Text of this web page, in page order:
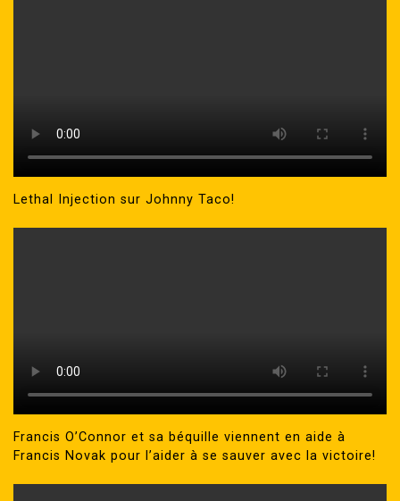
Lethal Injection sur Johnny Taco!
Francis O’Connor et sa béquille viennent en aide à
Francis Novak pour l’aider à se sauver avec la victoire!